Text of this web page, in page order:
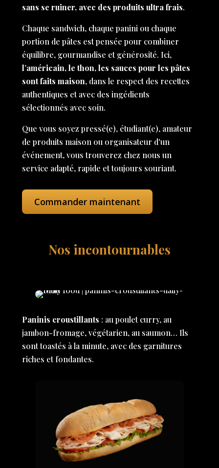
sans se ruiner, avec des produits ultra frais.
Chaque sandwich, chaque panini ou chaque
portion de pâtes est pensée pour combiner
équilibre, gourmandise et générosité. Ici,
l’américain, le thon, les sauces pour les pâtes
sont faits maison, dans le respect des recettes
authentiques et avec des ingédients
sélectionnés avec soin.
Que vous soyez pressé(e), étudiant(e), amateur
de produits maison ou organisateur d'un
événement, vous trouverez chez nous un
service adapté, rapide et toujours souriant.
Commander maintenant
Nos incontournables
Paninis croustillants : au poulet curry, au
jambon-fromage, végétarien, au saumon… Ils
sont toastés à la minute, avec des garnitures
riches et fondantes.